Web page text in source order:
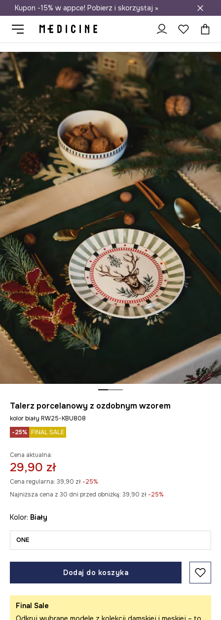
Darmowa dostawa do salonów
Kupon -15% w appce! Pobierz i skorzystaj »
Talerz porcelanowy z ozdobnym wzorem
kolor biały RW25-KBU808
-25% FINAL SALE
Cena aktualna:
29,90 zł
Cena regularna: 39,90 zł -25%
Najniższa cena z 30 dni przed obniżką: 39,90 zł -25%
Kolor: biały
ONE
Dodaj do koszyka
Final Sale